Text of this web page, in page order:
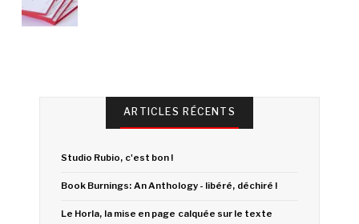
ARTICLES RÉCENTS
Studio Rubio, c'est bon !
Book Burnings: An Anthology - libéré, déchiré !
Le Horla, la mise en page calquée sur le texte